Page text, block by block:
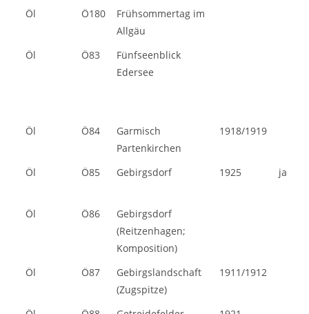
Öl Ö180
Frühsommertag im
Allgäu
Öl
Ö83
Fünfseenblick
Edersee
Öl Ö84
Garmisch
Partenkirchen
1918/1919
Öl Ö85 Gebirgsdorf 1925 ja
Öl Ö86
Gebirgsdorf
(Reitzenhagen;
Komposition)
Öl
Ö87
Gebirgslandschaft
(Zugspitze)
1911/1912